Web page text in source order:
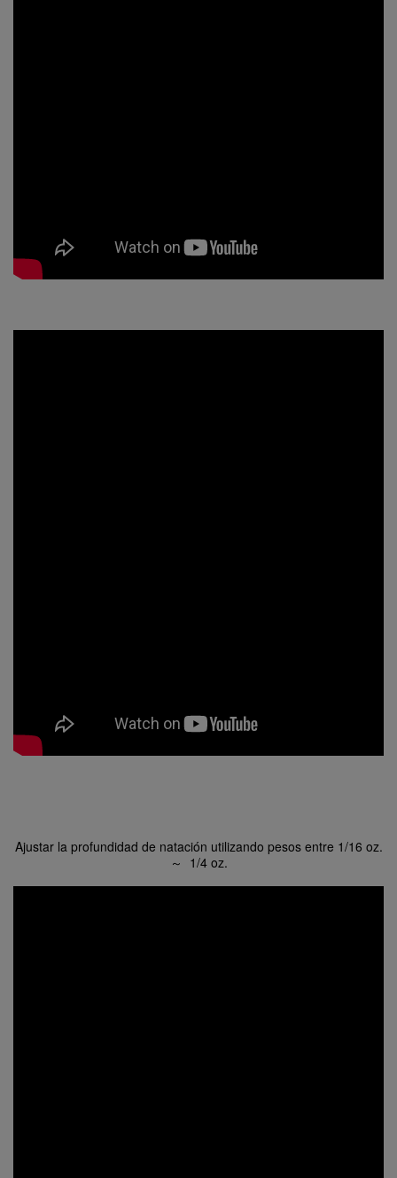
Ajustar la profundidad de natación utilizando pesos entre 1/16 oz.
～ 1/4 oz.